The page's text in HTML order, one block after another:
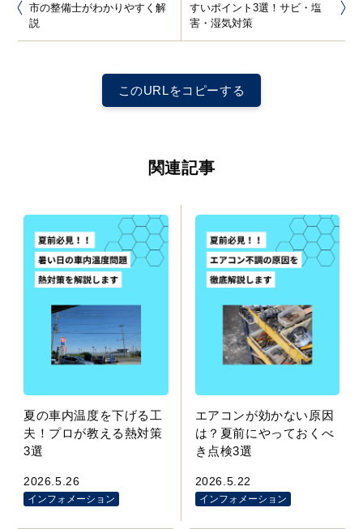
市の整備士がわかりやすく解
説
すいポイント3選！サビ・塩
害・湿気対策
このURLをコピーする
関連記事
夏の車内温度を下げる工
夫！プロが教える熱対策
3選
2026.5.26
インフォメーション
エアコンが効かない原因
は？夏前にやっておくべ
き点検3選
2026.5.22
インフォメーション